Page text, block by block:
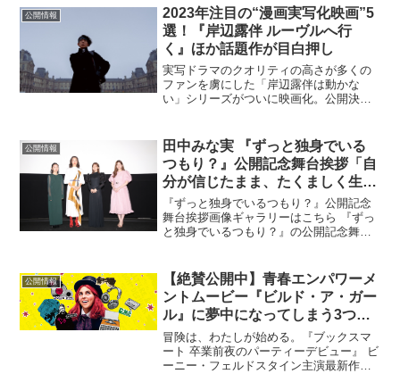
となるモンキー・パンチ総監督短編作品
『ルパン...
公開情報
2023年注目の“漫画実写化映画”5
選！『岸辺露伴 ルーヴルへ行
く』ほか話題作が目白押し
実写ドラマのクオリティの高さが多くの
ファンを虜にした「岸辺露伴は動かな
い」シリーズがついに映画化。公開決定
けて期待の声が上がり続けている。そん
な話題沸騰中の本作をはじめ...
公開情報
田中みな実 『ずっと独身でいる
つもり？』公開記念舞台挨拶「自
分が信じたまま、たくましく生き
ていこうと思える作品」
『ずっと独身でいるつもり？』公開記念
舞台挨拶画像ギャラリーはこちら 『ずっ
と独身でいるつもり？』の公開記念舞台
村沙友理、徳永えりが登壇した。冒頭、
田中が「観ていた...
公開情報
【絶賛公開中】青春エンパワーメ
ントムービー『ビルド・ア・ガー
ル』に夢中になってしまう3つの
ポイント
冒険は、わたしが始める。『ブックスマ
ート 卒業前夜のパーティーデビュー』 ビ
ーニー・フェルドスタイン主演最新作テ